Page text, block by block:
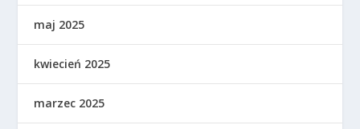
maj 2025
kwiecień 2025
marzec 2025